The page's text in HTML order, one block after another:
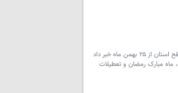
سرویس کردستان - مدیرکل تعزیرات حکومتی کردستان از آغاز اجرای طرح گسترده گشت های مشترک نظارتی در سطح استان از ۲۵ بهمن ماه خبر داد
ماه مبارک رمضان و تعطیلات